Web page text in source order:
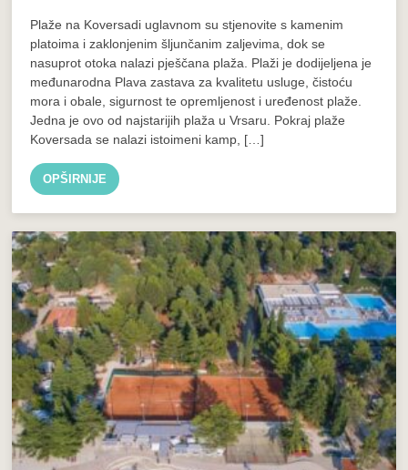
Plaže na Koversadi uglavnom su stjenovite s kamenim
platoima i zaklonjenim šljunčanim zaljevima, dok se
nasuprot otoka nalazi pješčana plaža. Plaži je dodijeljena je
međunarodna Plava zastava za kvalitetu usluge, čistoću
mora i obale, sigurnost te opremljenost i uređenost plaže.
Jedna je ovo od najstarijih plaža u Vrsaru. Pokraj plaže
Koversada se nalazi istoimeni kamp, […]
OPŠIRNIJE